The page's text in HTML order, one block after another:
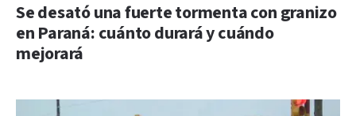
Se desató una fuerte tormenta con granizo
en Paraná: cuánto durará y cuándo
mejorará